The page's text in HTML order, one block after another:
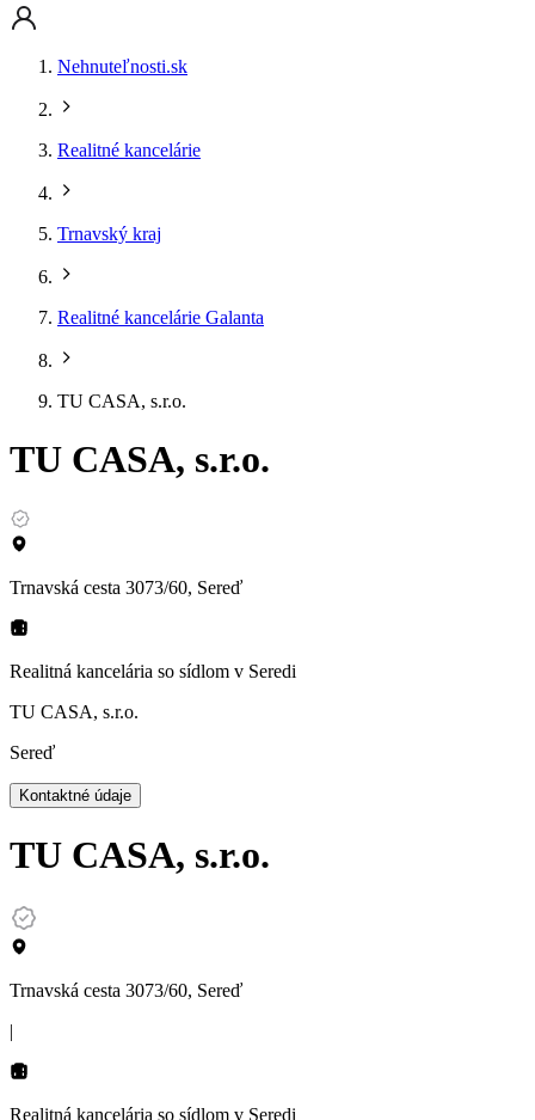
Nehnuteľnosti.sk
Realitné kancelárie
Trnavský kraj
Realitné kancelárie Galanta
TU CASA, s.r.o.
TU CASA, s.r.o.
Trnavská cesta 3073/60, Sereď
Realitná kancelária so sídlom v Seredi
TU CASA, s.r.o.
Sereď
Kontaktné údaje
TU CASA, s.r.o.
Trnavská cesta 3073/60, Sereď
|
Realitná kancelária so sídlom v Seredi